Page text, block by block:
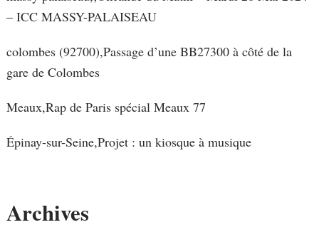
– ICC MASSY-PALAISEAU
colombes (92700),Passage d’une BB27300 à côté de la
gare de Colombes
Meaux,Rap de Paris spécial Meaux 77
Épinay-sur-Seine,Projet : un kiosque à musique
Archives